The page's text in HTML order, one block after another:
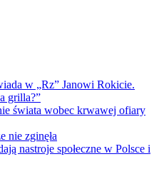
w „Rz” Janowi Rokicie.
grilla?”
świata wobec krwawej ofiary
nie zginęła
nastroje społeczne w Polsce i